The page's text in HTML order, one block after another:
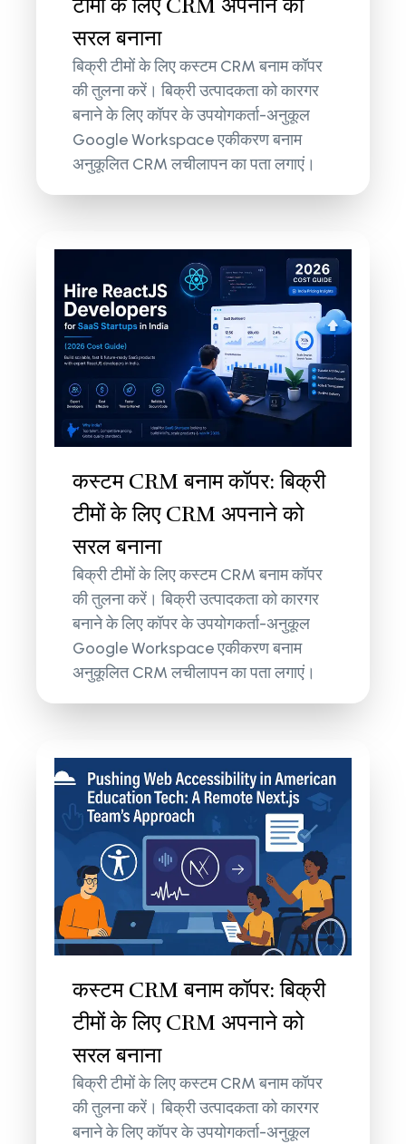
सरल बनाना
बिक्री टीमों के लिए कस्टम CRM बनाम कॉपर
की तुलना करें। बिक्री उत्पादकता को कारगर
बनाने के लिए कॉपर के उपयोगकर्ता-अनुकूल
Google Workspace एकीकरण बनाम
अनुकूलित CRM लचीलापन का पता लगाएं।
कस्टम CRM बनाम कॉपर: बिक्री
टीमों के लिए CRM अपनाने को
सरल बनाना
बिक्री टीमों के लिए कस्टम CRM बनाम कॉपर
की तुलना करें। बिक्री उत्पादकता को कारगर
बनाने के लिए कॉपर के उपयोगकर्ता-अनुकूल
Google Workspace एकीकरण बनाम
अनुकूलित CRM लचीलापन का पता लगाएं।
कस्टम CRM बनाम कॉपर: बिक्री
टीमों के लिए CRM अपनाने को
सरल बनाना
बिक्री टीमों के लिए कस्टम CRM बनाम कॉपर
की तुलना करें। बिक्री उत्पादकता को कारगर
बनाने के लिए कॉपर के उपयोगकर्ता-अनुकूल